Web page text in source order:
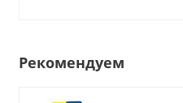
Рекомендуем